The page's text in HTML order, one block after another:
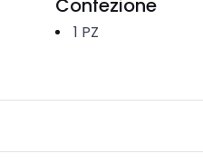
Confezione
1 PZ